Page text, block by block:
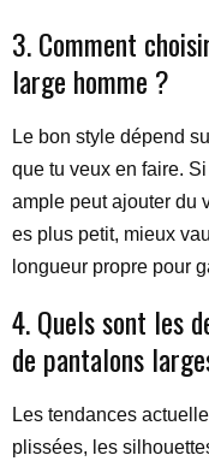
3. Comment
large homme ?
Le bon style dépend
que tu veux en faire.
ample peut ajouter du
es plus petit, mieux
longueur propre pour
4. Quels sont les
de pantalons
Les tendances
plissées, les